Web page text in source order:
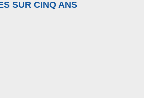
SUR CINQ ANS